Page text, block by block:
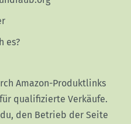
es?
Amazon-Produktlinks
qualifizierte Verkäufe.
den Betrieb der Seite